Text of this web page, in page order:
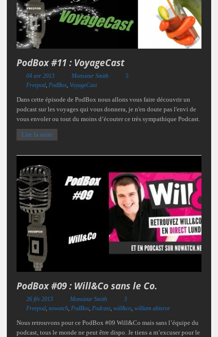
PodBox #11 : VoyageCast
04 avr 2013 Monsieur Smith
5
Freepod, PodBox, VoyageCast
Dans cette épisode de PodBox nous allons vous faire découvrir un
podcast sur les voyages qui vous donnera, je n'en doute pas l'envi de
vous envoler ou tout du moins d’écouter ce très sympathique Podcast.
Lire la suite
PodBox #09 : Will&Co sans le Co.
26 fév 2013 Monsieur Smith
3
Freepod, nowatch, PodBox, Podcast, wiil&co, william abisror
Nous retrouvons pour ce PodBox #09 Will&Co mais sans l’équipe du
podcast, tous le monde ne peut être dispo. Je tiens a m’excuser pour le